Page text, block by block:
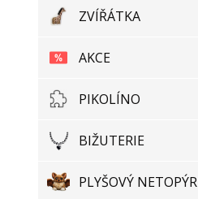
ZVÍŘÁTKA
AKCE
PIKOLÍNO
BIŽUTERIE
PLYŠOVÝ NETOPÝR